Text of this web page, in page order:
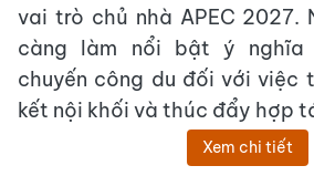
vai trò chủ nhà APEC 2027.
càng làm nổi bật ý nghĩa
chuyến công du đối với việc
kết nội khối và thúc đẩy hợp
Xem chi tiết